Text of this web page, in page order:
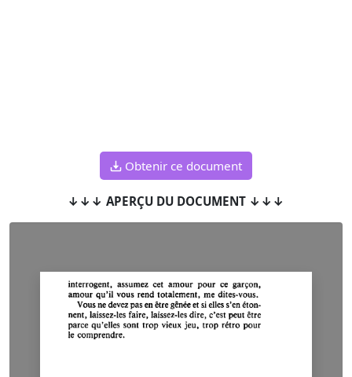
Obtenir ce document
↓↓↓ APERÇU DU DOCUMENT ↓↓↓